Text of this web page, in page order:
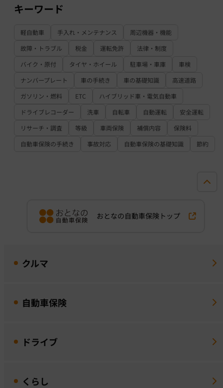
キーワード
軽自動車 手入れ・メンテナンス
周辺機器・機能
故障・トラブル
税金 運転免許
法律・制度
バイク・原付
タイヤ・ホイール 駐車場・車庫
車検
ナンバープレート
車の手続き 車の基礎知識
高速道路
ガソリン・燃料
ETC
ハイブリッド車・電気自動車
ドライブレコーダー
洗車 自転車 自動運転
安全運転
リサーチ・調査
等級 車両保険 補償内容
保険料
自動車保険の手続き
事故対応 自動車保険の基礎知識 節約
おとなの自動車保険トップ
クルマ
自動車保険
ドライブ
くらし